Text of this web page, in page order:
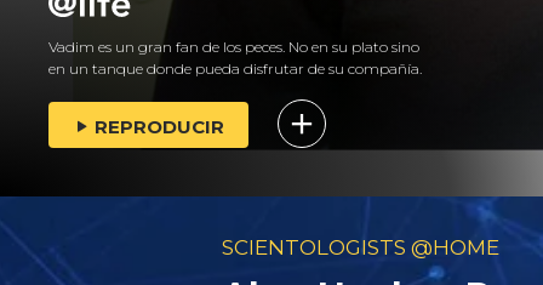
Vadim es un gran fan de los peces. No en su plato sino
en un tanque donde pueda disfrutar de su compañía.
REPRODUCIR
SCIENTOLOGISTS @HOME